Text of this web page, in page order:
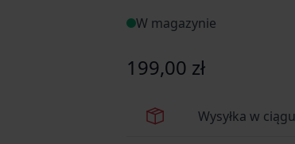
W magazynie
199,00 zł
Wysyłka w